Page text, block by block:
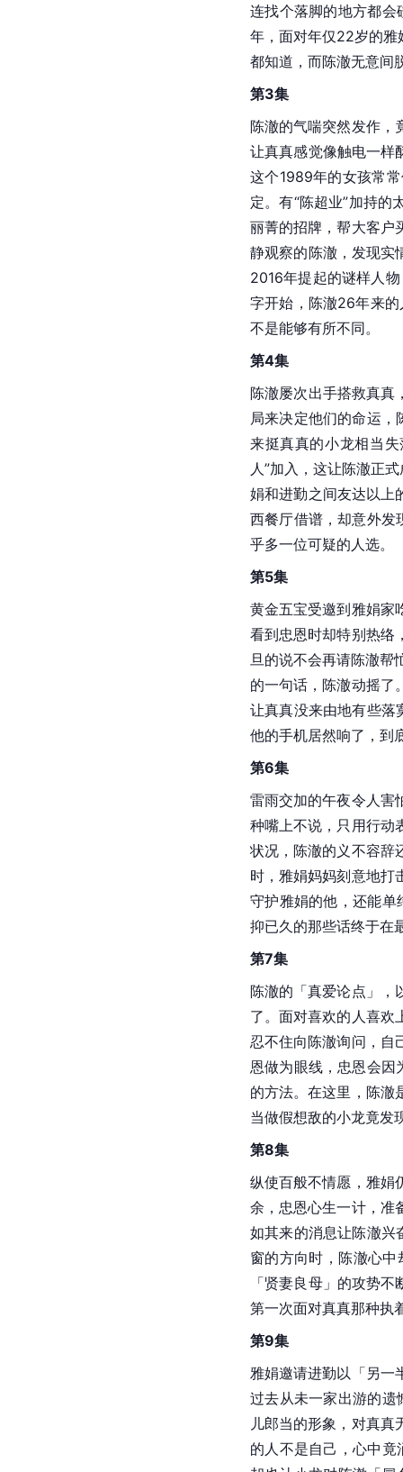
连找个落脚的地方都
年，面对年仅22岁的雅
都知道，而陈澈无意间
第3集
陈澈的气喘突然发作，
让真真感觉像触电一样
这个1989年的女孩常
定。有“陈超业”加持的
丽菁的招牌，帮大客户
静观察的陈澈，发现实
2016年提起的谜样人
字开始，陈澈26年来
不是能够有所不同。
第4集
陈澈屡次出手搭救真真
局来决定他们的命运，
来挺真真的小龙相当
人”加入，这让陈澈正
娟和进勤之间友达以上
西餐厅借谱，却意外发
乎多一位可疑的人选。
第5集
黄金五宝受邀到雅娟家
看到忠恩时却特别热络
旦的说不会再请陈澈帮
的一句话，陈澈动摇了
让真真没来由地有些落
他的手机居然响了，到
第6集
雷雨交加的午夜令人害
种嘴上不说，只用行动
状况，陈澈的义不容辞
时，雅娟妈妈刻意地打
守护雅娟的他，还能
抑已久的那些话终于在
第7集
陈澈的「真爱论点」，
了。面对喜欢的人喜欢
忍不住向陈澈询问，自
恩做为眼线，忠恩会
的方法。在这里，陈澈
当做假想敌的小龙竟发
第8集
纵使百般不情愿，雅娟
余，忠恩心生一计，准
如其来的消息让陈澈兴
窗的方向时，陈澈心
「贤妻良母」的攻势
第一次面对真真那种执
第9集
雅娟邀请进勤以「另一
过去从未一家出游的
儿郎当的形象，对真
的人不是自己，心中